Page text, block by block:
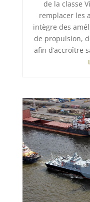
de la classe
remplacer les
intègre des
de propulsion,
afin d’accroître